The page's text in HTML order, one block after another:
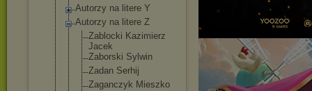
Autorzy na litere Y
Autorzy na litere Z
Zablocki Kazimierz
Jacek
Zaborski Sylwin
Zadan Serhij
Zaganczyk Mieszko